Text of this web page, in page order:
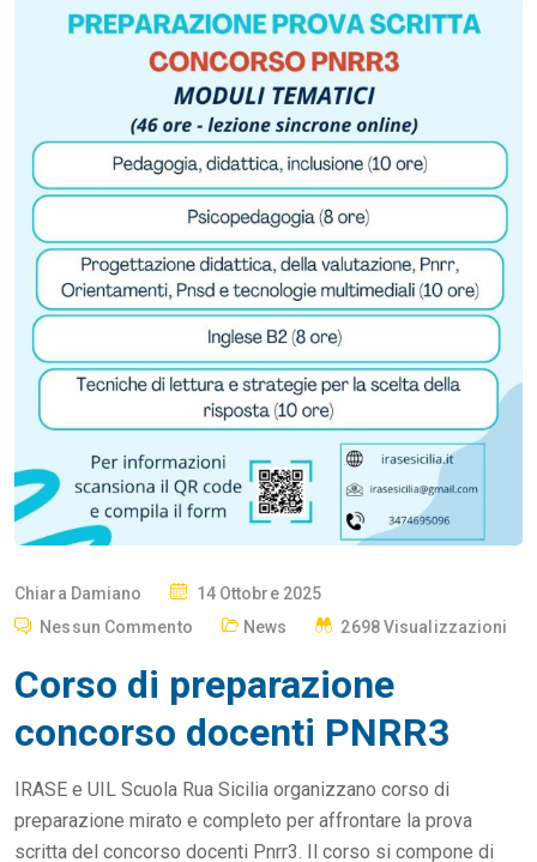
Chiara Damiano
P
T
E
D
14 Ottobre 2025
Nessun Commento
News 2698 Visualizzazioni
Corso di preparazione
concorso docenti PNRR3
IRASE e UIL Scuola Rua Sicilia organizzano corso di
preparazione mirato e completo per affrontare la prova
scritta del concorso docenti Pnrr3. Il corso si compone di